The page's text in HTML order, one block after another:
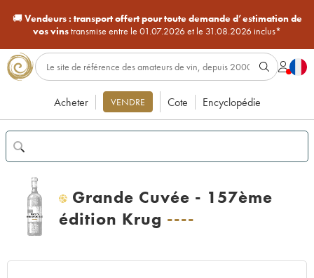
🚚Vendeurs : transport offert pour toute demande d’estimation de
vos vinstransmise entre le 01.07.2026 et le 31.08.2026 inclus*
Acheter VENDRE Cote Encyclopédie
H
Grande Cuvée - 157ème
édition Krug ----